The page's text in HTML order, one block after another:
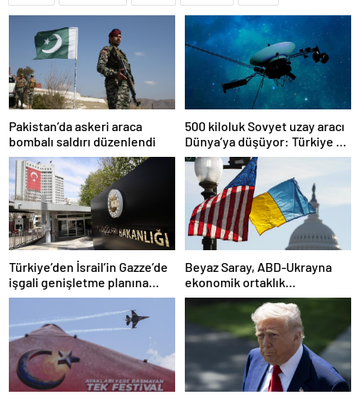
Pakistan’da askeri araca
bombalı saldırı düzenlendi
500 kiloluk Sovyet uzay aracı
Dünya’ya düşüyor: Türkiye de
risk altında
Türkiye’den İsrail’in Gazze’de
işgali genişletme planına
tepki
Beyaz Saray, ABD-Ukrayna
ekonomik ortaklık
anlaşmasının detaylarını